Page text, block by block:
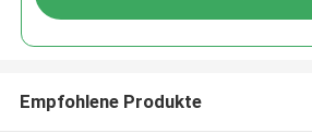
Empfohlene Produkte